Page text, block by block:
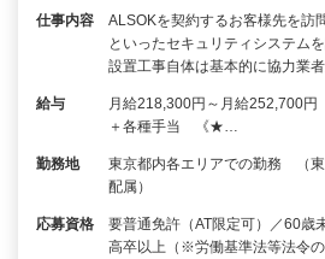
仕事内容
ALSOKを契約するお客様先を訪
といったセキュリティシステム
設置工事自体は基本的に協力業
給与
月給218,300円～月給252,700円
＋各種手当 《★…
勤務地
東京都内各エリアでの勤務 （
配属）
応募資格
要普通免許（AT限定可）／60歳
高卒以上（※労働基準法等法令